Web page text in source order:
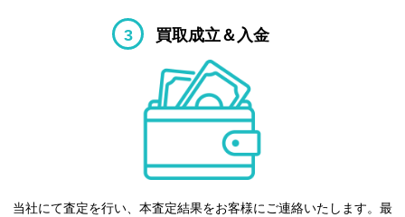
3 買取成立＆入金
当社にて査定を行い、本査定結果をお客様にご連絡いたします。最